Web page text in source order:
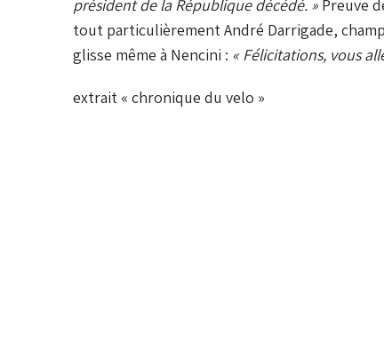
président de la République décédé. » Preuve
tout particulièrement André Darrigade,
glisse même à Nencini : « Félicitations, vous
extrait « chronique du velo »